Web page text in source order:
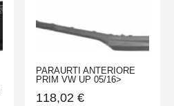
PARAURTI ANTERIORE
PRIM VW UP 05/16>
118,02 €